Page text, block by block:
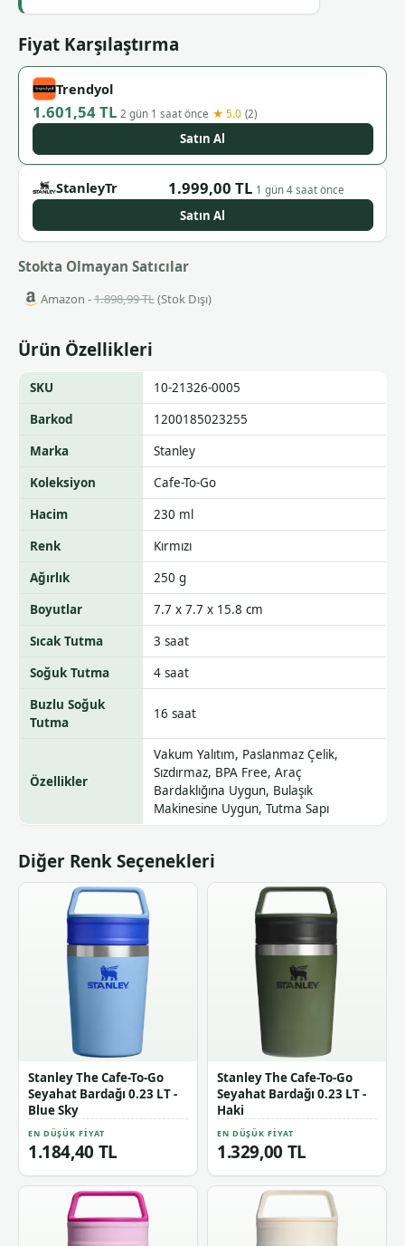
Fiyat Karşılaştırma
Trendyol
1.601,54 TL 2 gün 1 saat önce ★ 5.0 (2)
Satın Al
StanleyTr 1.999,00 TL 1 gün 4 saat önce
Satın Al
Stokta Olmayan Satıcılar
Amazon -1.898,99 TL(Stok Dışı)
Ürün Özellikleri
SKU
10-21326-0005
Barkod
1200185023255
Marka
Stanley
Koleksiyon
Cafe-To-Go
Hacim
230 ml
Renk
Kırmızı
Ağırlık
250 g
Boyutlar
7.7 x 7.7 x 15.8 cm
Sıcak Tutma
3 saat
Soğuk Tutma
4 saat
Buzlu Soğuk
Tutma
16 saat
Özellikler
Vakum Yalıtım, Paslanmaz Çelik,
Sızdırmaz, BPA Free, Araç
Bardaklığına Uygun, Bulaşık
Makinesine Uygun, Tutma Sapı
Diğer Renk Seçenekleri
Stanley The Cafe-To-Go
Seyahat Bardağı 0.23 LT -
Blue Sky
EN DÜŞÜK FIYAT
1.184,40 TL
Stanley The Cafe-To-Go
Seyahat Bardağı 0.23 LT -
Haki
EN DÜŞÜK FIYAT
1.329,00 TL